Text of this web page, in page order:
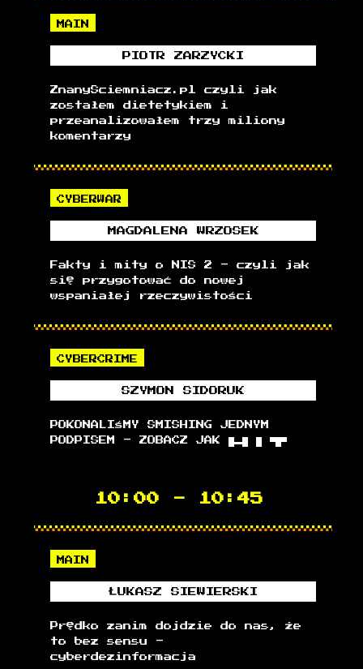
MAIN
ZnanySciemniacz.pl czyli jak
zostałem dietetykiem i
przeanalizowałem trzy miliony
komentarzy
PIOTR ZARZYCKI
CYBERWAR
Fakty i mity o NIS 2 - czyli jak
się przygotować do nowej
wspaniałej rzeczywistości
MAGDALENA WRZOSEK
CYBERCRIME
POKONALIŚMY SMISHING JEDNYM
PODPISEM - ZOBACZ JAK █▬█ █ ▀█▀
SZYMON SIDORUK
10:00 - 10:45
MAIN
Prędko zanim dojdzie do nas, że
to bez sensu -
cyberdezinformacja
ŁUKASZ SIEWIERSKI